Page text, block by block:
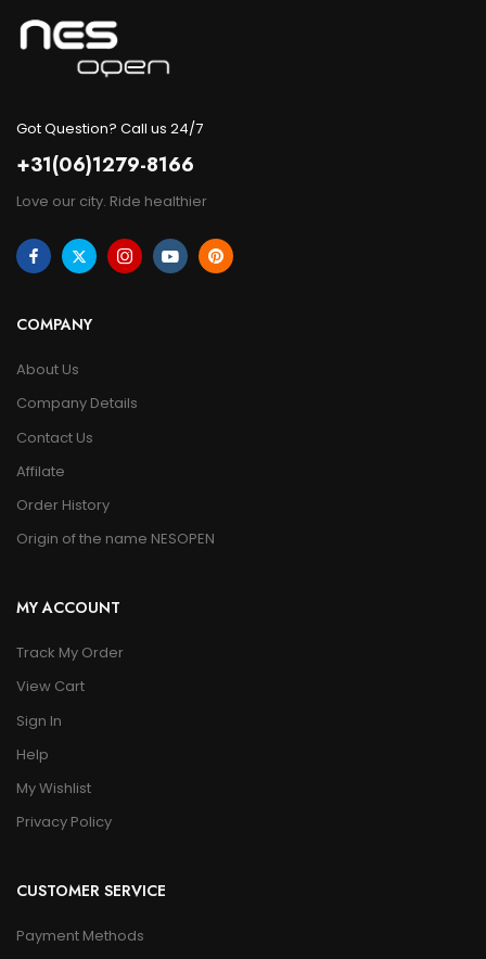
Got Question? Call us 24/7
+31(06)1279-8166
Love our city. Ride healthier
COMPANY
About Us
Company Details
Contact Us
Affilate
Order History
Origin of the name NESOPEN
MY ACCOUNT
Track My Order
View Cart
Sign In
Help
My Wishlist
Privacy Policy
CUSTOMER SERVICE
Payment Methods